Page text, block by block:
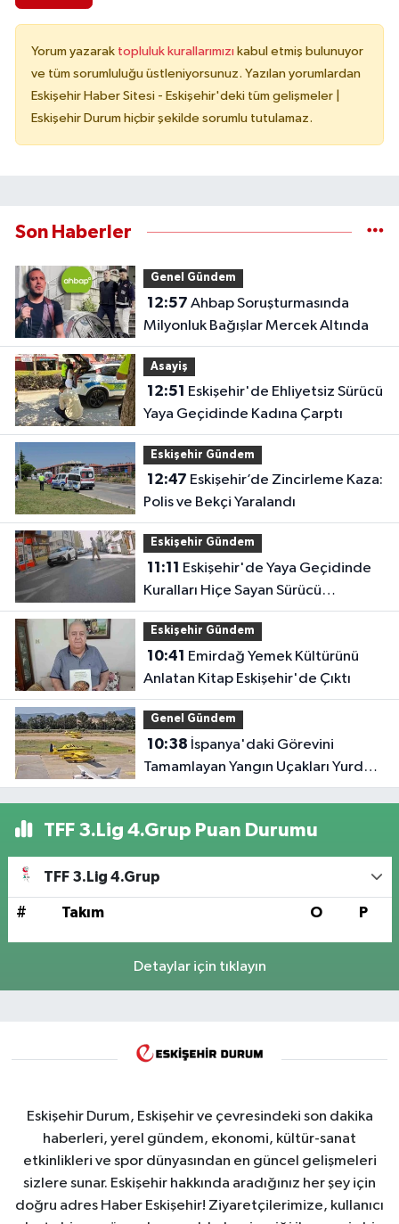
Yorum yazarak topluluk kurallarımızı kabul etmiş bulunuyor
ve tüm sorumluluğu üstleniyorsunuz. Yazılan yorumlardan
Eskişehir Haber Sitesi - Eskişehir'deki tüm gelişmeler |
Eskişehir Durum hiçbir şekilde sorumlu tutulamaz.
Son Haberler
Genel Gündem
12:57
Milyonluk Bağışlar Mercek Altında
Asayiş
12:51
Yaya Geçidinde Kadına Çarptı
Eskişehir Gündem
12:47
Polis ve Bekçi Yaralandı
Eskişehir Gündem
11:11
Kuralları Hiçe Sayan Sürücü
Kameraya Yansıdı
Eskişehir Gündem
10:41
Anlatan Kitap Eskişehir'de Çıktı
Genel Gündem
10:38
Tamamlayan Yangın Uçakları Yurda
Döndü
TFF 3.Lig 4.Grup Puan Durumu
TFF 3.Lig 4.Grup
# Takım O P
Detaylar için tıklayın
Eskişehir Durum, Eskişehir ve çevresindeki son dakika
haberleri, yerel gündem, ekonomi, kültür-sanat
etkinlikleri ve spor dünyasından en güncel gelişmeleri
sizlere sunar. Eskişehir hakkında aradığınız her şey için
doğru adres Haber Eskişehir! Ziyaretçilerimize, kullanıcı